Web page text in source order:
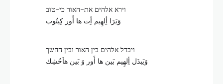
וירא אלהים את-האור כי-טוב
وَيَرَا أِلهِيم أِت ها أَور كِيتُوب
ויבדל אלהים בין האור ובין החשך
وَيَبدَل أِلهِيم بَين ها أَور وَ بَين هاَحُشِك